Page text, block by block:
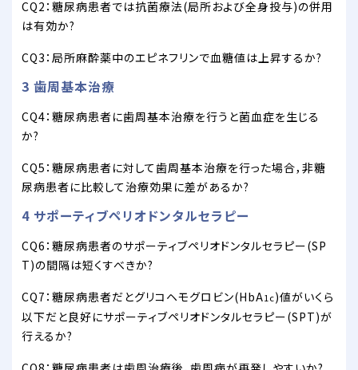
CQ2：糖尿病患者では抗菌療法(局所および全身投与)の併用
は有効か?
CQ3：局所麻酔薬中のエピネフリンで血糖値は上昇するか?
3 歯周基本治療
CQ4：糖尿病患者に歯周基本治療を行うと菌血症を生じる
か?
CQ5：糖尿病患者に対して歯周基本治療を行った場合，非糖
尿病患者に比較して治療効果に差があるか?
4 サポーティブペリオドンタルセラピー
CQ6：糖尿病患者のサポーティブペリオドンタルセラピー(SP
T)の間隔は短くすべきか?
CQ7：糖尿病患者だとグリコヘモグロビン(HbA1c)値がいくら
以下だと良好にサポーティブペリオドンタルセラピー(SPT)が
行えるか?